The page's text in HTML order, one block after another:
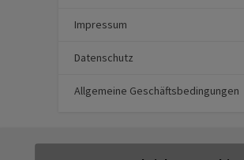
Impressum
Datenschutz
Allgemeine Geschäftsbedingungen